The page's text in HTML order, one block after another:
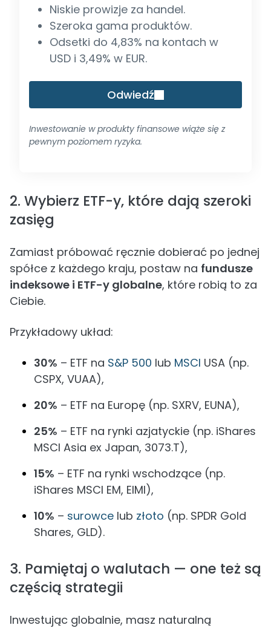
Niskie prowizje za handel.
Szeroka gama produktów.
Odsetki do 4,83% na kontach w
USD i 3,49% w EUR.
Odwiedź
Inwestowanie w produkty finansowe wiąże się z
pewnym poziomem ryzyka.
2. Wybierz ETF-y, które dają szeroki
zasięg
Zamiast próbować ręcznie dobierać po jednej
spółce z każdego kraju, postaw na fundusze
indeksowe i ETF-y globalne, które robią to za
Ciebie.
Przykładowy układ:
30% – ETF na S&P 500 lub MSCI USA (np.
CSPX, VUAA),
20% – ETF na Europę (np. SXRV, EUNA),
25% – ETF na rynki azjatyckie (np. iShares
MSCI Asia ex Japan, 3073.T),
15% – ETF na rynki wschodzące (np.
iShares MSCI EM, EIMI),
10% – surowce lub złoto (np. SPDR Gold
Shares, GLD).
3. Pamiętaj o walutach — one też są
częścią strategii
Inwestując globalnie, masz naturalną